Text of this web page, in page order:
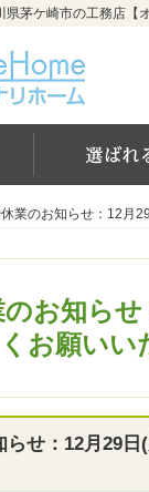
業のお知らせ：12月
お知ら
お願いい
らせ：12月29
業のお知らせ：12月